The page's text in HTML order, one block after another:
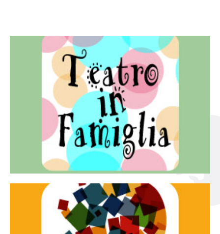
Teatro in famiglia
Teatro In Famiglia è una rassegna di teatro concepita
per far condividere e godere del teatro all’intera
famiglia.
Continua
Continua